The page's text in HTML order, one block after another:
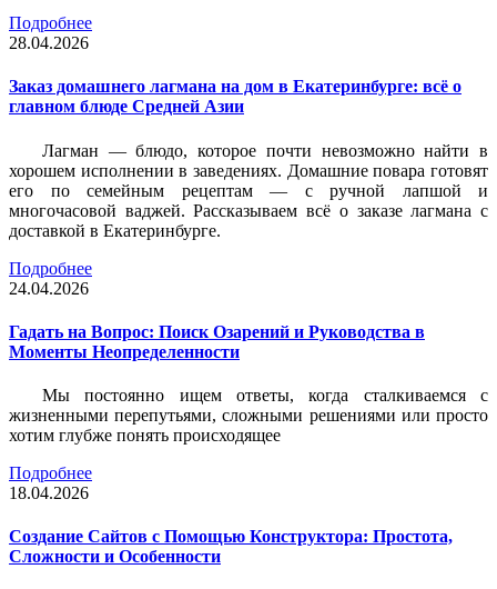
Подробнее
28.04.2026
Заказ домашнего лагмана на дом в Екатеринбурге: всё о
главном блюде Средней Азии
Лагман — блюдо, которое почти невозможно найти в
хорошем исполнении в заведениях. Домашние повара готовят
его по семейным рецептам — с ручной лапшой и
многочасовой ваджей. Рассказываем всё о заказе лагмана с
доставкой в Екатеринбурге.
Подробнее
24.04.2026
Гадать на Вопрос: Поиск Озарений и Руководства в
Моменты Неопределенности
Мы постоянно ищем ответы, когда сталкиваемся с
жизненными перепутьями, сложными решениями или просто
хотим глубже понять происходящее
Подробнее
18.04.2026
Создание Сайтов с Помощью Конструктора: Простота,
Сложности и Особенности